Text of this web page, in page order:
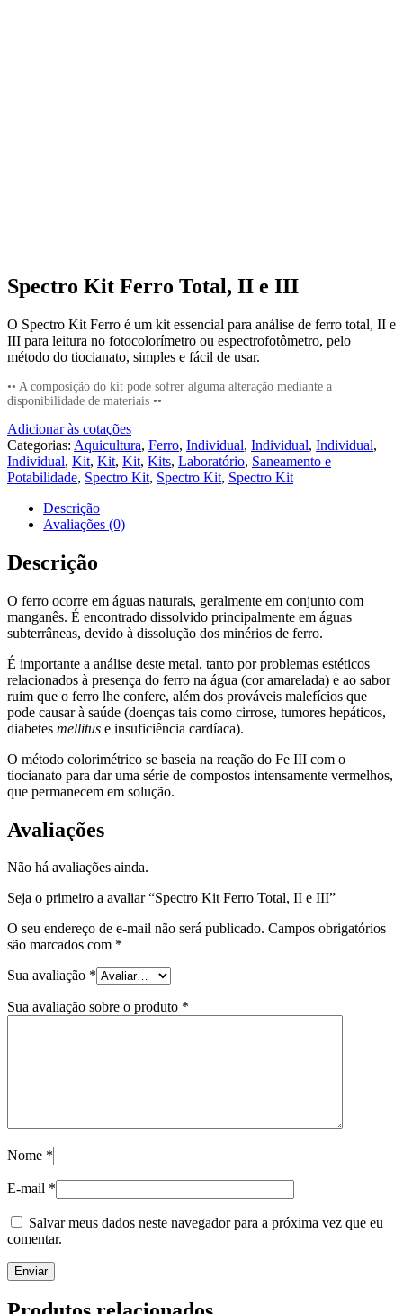
Spectro Kit Ferro Total, II e III
O Spectro Kit Ferro é um kit essencial para análise de ferro total, II e
III para leitura no fotocolorímetro ou espectrofotômetro, pelo
método do tiocianato, simples e fácil de usar.
•• A composição do kit pode sofrer alguma alteração mediante a
disponibilidade de materiais ••
Adicionar às cotações
Categorias: Aquicultura, Ferro, Individual, Individual, Individual,
Individual, Kit, Kit, Kit, Kits, Laboratório, Saneamento e
Potabilidade, Spectro Kit, Spectro Kit, Spectro Kit
Descrição
Avaliações (0)
Descrição
O ferro ocorre em águas naturais, geralmente em conjunto com
manganês. É encontrado dissolvido principalmente em águas
subterrâneas, devido à dissolução dos minérios de ferro.
É importante a análise deste metal, tanto por problemas estéticos
relacionados à presença do ferro na água (cor amarelada) e ao sabor
ruim que o ferro lhe confere, além dos prováveis malefícios que
pode causar à saúde (doenças tais como cirrose, tumores hepáticos,
diabetes mellitus e insuficiência cardíaca).
O método colorimétrico se baseia na reação do Fe III com o
tiocianato para dar uma série de compostos intensamente vermelhos,
que permanecem em solução.
Avaliações
Não há avaliações ainda.
Seja o primeiro a avaliar “Spectro Kit Ferro Total, II e III”
O seu endereço de e-mail não será publicado. Campos obrigatórios
são marcados com *
Sua avaliação *
Sua avaliação sobre o produto *
Nome *
E-mail *
Salvar meus dados neste navegador para a próxima vez que eu
comentar.